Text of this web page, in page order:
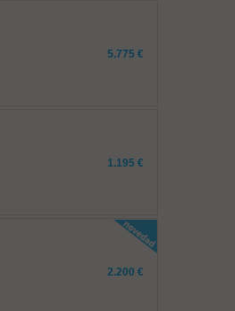
5.775 €
1.195 €
2.200 €